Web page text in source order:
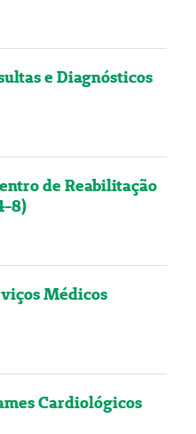
e Diagnósticos
de Reabilitação
8)
Médicos
Cardiológicos